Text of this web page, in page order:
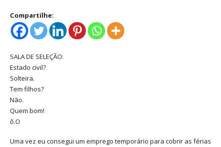
Compartilhe:
SALA DE SELEÇÃO:
Estado civil?
Solteira.
Tem filhos?
Não.
Quem bom!
ô.O
Uma vez eu consegui um emprego temporário para cobrir as férias